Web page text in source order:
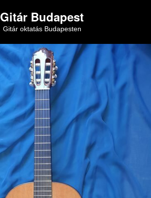
Gitár Budapest
Gitár oktatás Budapesten